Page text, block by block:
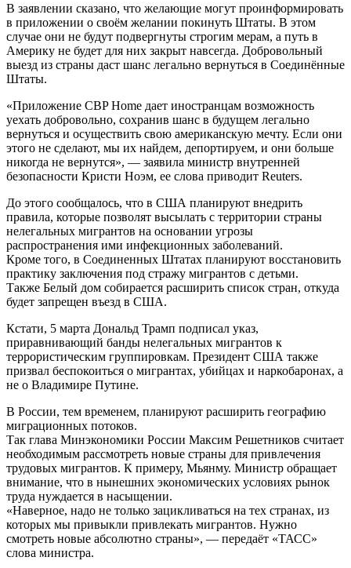
В заявлении сказано, что желающие могут проинформировать
в приложении о своём желании покинуть Штаты. В этом
случае они не будут подвергнуты строгим мерам, а путь в
Америку не будет для них закрыт навсегда. Добровольный
выезд из страны даст шанс легально вернуться в Соединённые
Штаты.
«Приложение CBP Home дает иностранцам возможность
уехать добровольно, сохранив шанс в будущем легально
вернуться и осуществить свою американскую мечту. Если они
этого не сделают, мы их найдем, депортируем, и они больше
никогда не вернутся», — заявила министр внутренней
безопасности Кристи Ноэм, ее слова приводит Reuters.
До этого сообщалось, что в США планируют внедрить
правила, которые позволят высылать с территории страны
нелегальных мигрантов на основании угрозы
распространения ими инфекционных заболеваний.
Кроме того, в Соединенных Штатах планируют восстановить
практику заключения под стражу мигрантов с детьми.
Также Белый дом собирается расширить список стран, откуда
будет запрещен въезд в США.
Кстати, 5 марта Дональд Трамп подписал указ,
приравнивающий банды нелегальных мигрантов к
террористическим группировкам. Президент США также
призвал беспокоиться о мигрантах, убийцах и наркобаронах, а
не о Владимире Путине.
В России, тем временем, планируют расширить географию
миграционных потоков.
Так глава Минэкономики России Максим Решетников считает
необходимым рассмотреть новые страны для привлечения
трудовых мигрантов. К примеру, Мьянму. Министр обращает
внимание, что в нынешних экономических условиях рынок
труда нуждается в насыщении.
«Наверное, надо не только зацикливаться на тех странах, из
которых мы привыкли привлекать мигрантов. Нужно
смотреть новые абсолютно страны», — передаёт «ТАСС»
слова министра.